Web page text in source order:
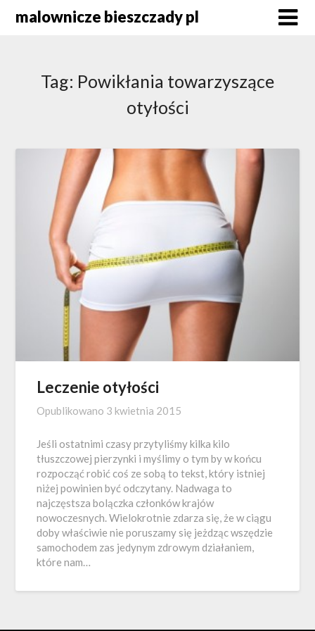
malownicze bieszczady pl
Tag: Powikłania towarzyszące
otyłości
Leczenie otyłości
Opublikowano 3 kwietnia 2015
Jeśli ostatnimi czasy przytyliśmy kilka kilo
tłuszczowej pierzynki i myślimy o tym by w końcu
rozpocząć robić coś ze sobą to tekst, który istniej
niżej powinien być odczytany. Nadwaga to
najczęstsza bolączka członków krajów
nowoczesnych. Wielokrotnie zdarza się, że w ciągu
doby właściwie nie poruszamy się jeżdząc wszędzie
samochodem zas jedynym zdrowym działaniem,
które nam…